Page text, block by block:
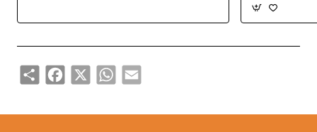
ShareFacebook
X WhatsAppEmail